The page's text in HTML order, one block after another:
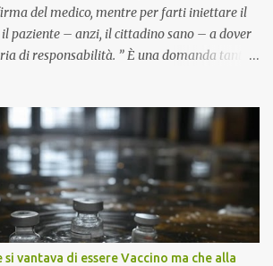
del medico, mentre per farti iniettare il
paziente – anzi, il cittadino sano – a dover
di responsabilità. ” È una domanda tanto
che dovrebbe scuotere chiunque abbia
pensare con la propria testa. Per il vaccino
con autorizzazione condizionata,
con tecnologie mai utilizzate prima su
di studio e di discussione
solo una firma. La tua. Lo si somministra
giovani, senza fattori di rischio, spesso già
si vantava di essere Vaccino ma che alla